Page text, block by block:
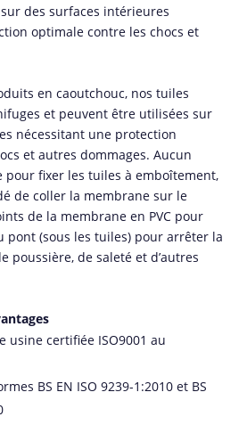
des surfaces intérieures
optimale contre les chocs et
en caoutchouc, nos tuiles
et peuvent être utilisées sur
nécessitant une protection
et autres dommages. Aucun
pour fixer les tuiles à emboîtement,
de coller la membrane sur le
de la membrane en PVC pour
pont (sous les tuiles) pour arrêter la
poussière, de saleté et d’autres
usine certifiée ISO9001 au
BS EN ISO 9239-1:2010 et BS